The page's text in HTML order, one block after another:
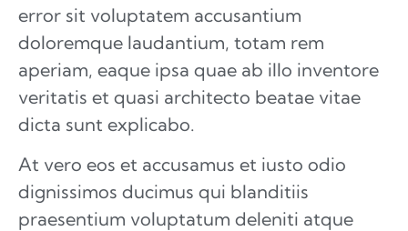
error sit voluptatem accusantium
doloremque laudantium, totam rem
aperiam, eaque ipsa quae ab illo inventore
veritatis et quasi architecto beatae vitae
dicta sunt explicabo.
At vero eos et accusamus et iusto odio
dignissimos ducimus qui blanditiis
praesentium voluptatum deleniti atque